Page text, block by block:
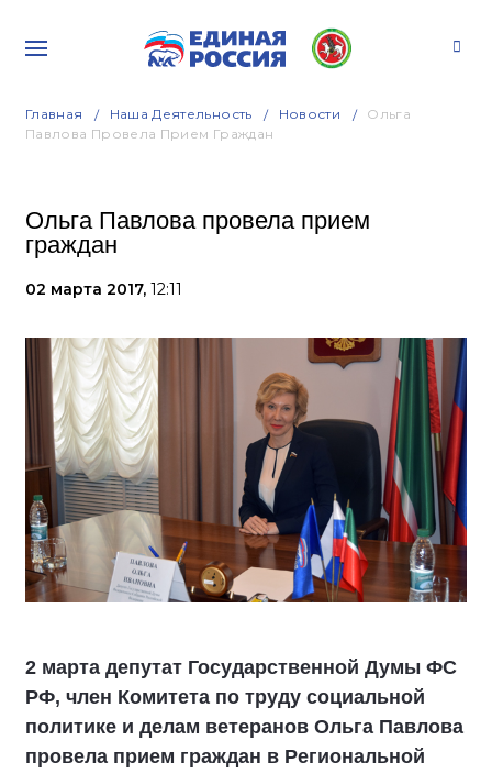
Главная Наша Деятельность Новости
Ольга
Павлова Провела Прием Граждан
Ольга Павлова провела прием
граждан
02 марта 2017, 12:11
2 марта депутат Государственной Думы ФС
РФ, член Комитета по труду социальной
политике и делам ветеранов Ольга Павлова
провела прием граждан в Региональной